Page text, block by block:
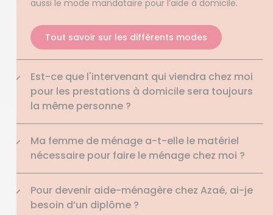
aussi le mode mandataire pour l’aide à domicile.
Tout savoir sur les différents modes
Est-ce que l'intervenant qui viendra chez moi
pour les prestations à domicile sera toujours
la même personne ?
Ma femme de ménage a-t-elle le matériel
nécessaire pour faire le ménage chez moi ?
Pour devenir aide-ménagère chez Azaé, ai-je
besoin d’un diplôme ?